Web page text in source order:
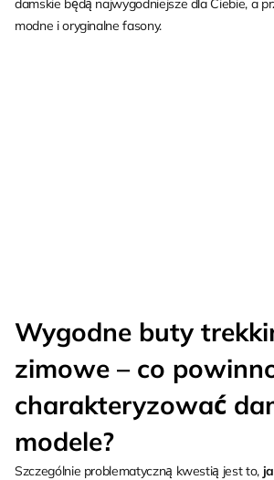
damskie będą najwygodniejsze dla Ciebie, a
modne i oryginalne fasony.
Wygodne buty
zimowe – co
charakteryzować
modele?
Szczególnie problematyczną kwestią jest to,